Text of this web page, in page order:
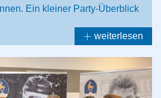
Ein kleiner Party-Überblick
weiterlesen